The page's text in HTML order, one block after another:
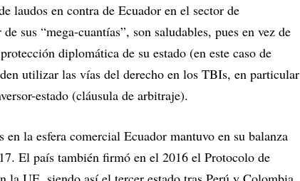
laudos en contra de Ecuador en el sector de
sus “mega-cuantías”, son saludables, pues en vez de
diplomática de su estado (en este caso de
utilizar las vías del derecho en los TBIs, en particular
estado (cláusula de arbitraje).
en la esfera comercial Ecuador mantuvo en su balanza
El país también firmó en el 2016 el Protocolo de